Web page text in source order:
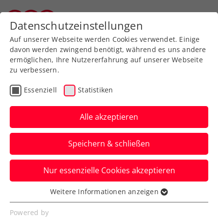
Zurück zur Newsübersicht
Turniere
Viertelfinaleinzug bei
Generali Open Kitzbühel:
Thiem nimmt an Fahrt
auf
Der US-Open-Champion von 2020 lässt
ein ausverkauftes Stadion beim ATP-
Turnier in Tirol aufjubeln.
Datenschutzeinstellungen
Auf unserer Webseite werden Cookies verwendet. Einige
davon werden zwingend benötigt, während es uns andere
ermöglichen, Ihre Nutzererfahrung auf unserer Webseite
zu verbessern.
Essenziell Statistiken
Alle akzeptieren
Speichern & schließen
Nur essenzielle Cookies akzeptieren
Essenziell
Essenzielle Cookies werden für grundlegende
Weitere Informationen anzeigen
Powered by